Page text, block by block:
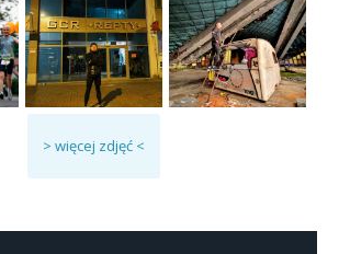
> więcej zdjęć <